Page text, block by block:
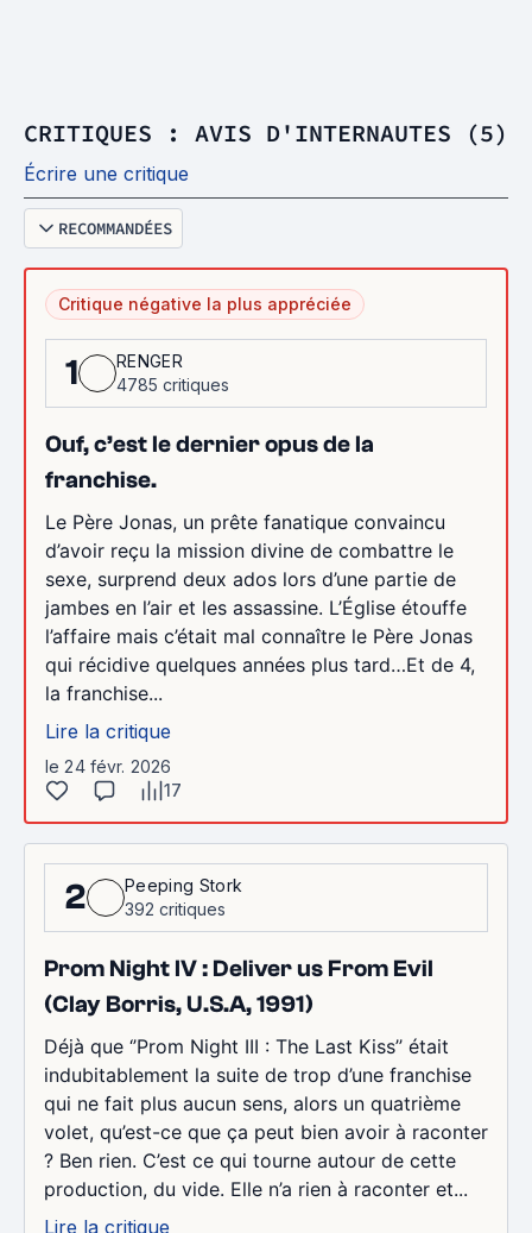
CRITIQUES : AVIS D'INTERNAUTES (5)
Écrire une critique
RECOMMANDÉES
Critique négative la plus appréciée
1
RENGER
4785 critiques
Ouf, c’est le dernier opus de la
franchise.
Le Père Jonas, un prête fanatique convaincu
d’avoir reçu la mission divine de combattre le
sexe, surprend deux ados lors d’une partie de
jambes en l’air et les assassine. L’Église étouffe
l’affaire mais c’était mal connaître le Père Jonas
qui récidive quelques années plus tard…Et de 4,
la franchise...
Lire la critique
le 24 févr. 2026
17
2
Peeping Stork
392 critiques
Prom Night IV : Deliver us From Evil
(Clay Borris, U.S.A, 1991)
Déjà que ‘’Prom Night III : The Last Kiss’’ était
indubitablement la suite de trop d’une franchise
qui ne fait plus aucun sens, alors un quatrième
volet, qu’est-ce que ça peut bien avoir à raconter
? Ben rien. C’est ce qui tourne autour de cette
production, du vide. Elle n’a rien à raconter et...
Lire la critique